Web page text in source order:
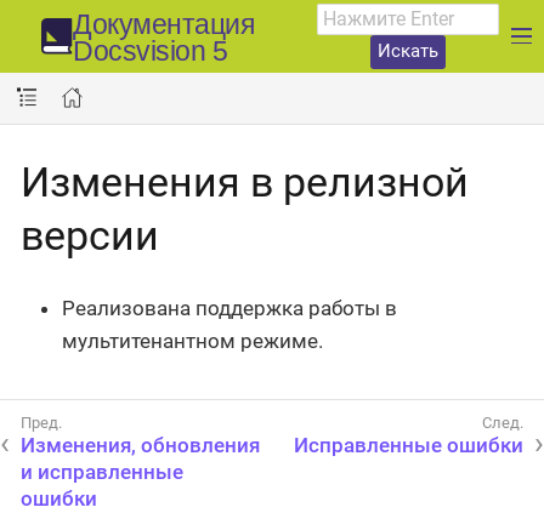
Документация
Docsvision 5
Искать
Изменения в релизной
версии
Реализована поддержка работы в
мультитенантном режиме.
Изменения, обновления
и исправленные
ошибки
Исправленные ошибки